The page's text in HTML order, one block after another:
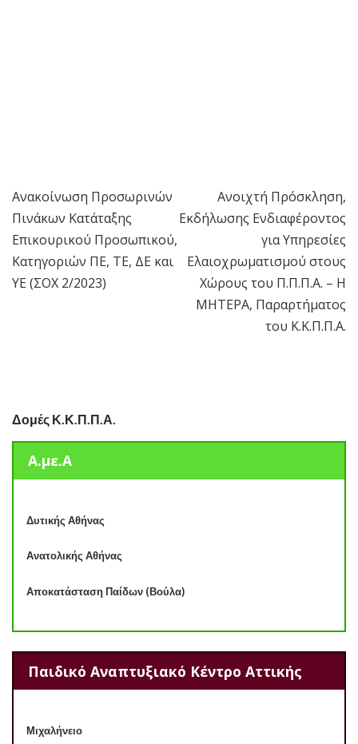
Πλοήγηση
άρθρων
Ανακοίνωση Προσωρινών
Πινάκων Κατάταξης
Επικουρικού Προσωπικού,
Κατηγοριών ΠΕ, ΤΕ, ΔΕ και
ΥΕ (ΣΟΧ 2/2023)
Ανοιχτή Πρόσκληση,
Εκδήλωσης Ενδιαφέροντος
για Υπηρεσίες
Ελαιοχρωματισμού στους
Χώρους του Π.Π.Π.Α. – Η
ΜΗΤΕΡΑ, Παραρτήματος
του Κ.Κ.Π.Π.Α.
Δομές Κ.Κ.Π.Π.Α.
Α.με.Α
Δυτικής Αθήνας
Ανατολικής Αθήνας
Αποκατάσταση Παίδων (Βούλα)
Παιδικό Αναπτυξιακό Κέντρο Αττικής
Μιχαλήνειο